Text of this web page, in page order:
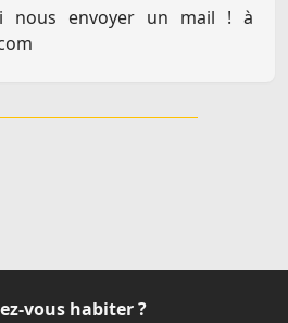
nous envoyer un mail ! à
vous habiter ?